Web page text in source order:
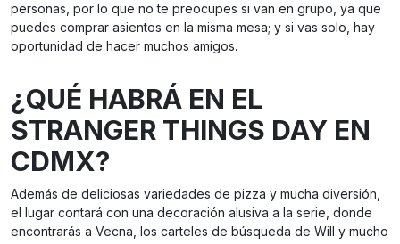
personas, por lo que no te preocupes si van en grupo, ya que
puedes comprar asientos en la misma mesa; y si vas solo, hay
oportunidad de hacer muchos amigos.
¿QUÉ HABRÁ EN EL
STRANGER THINGS DAY EN
CDMX?
Además de deliciosas variedades de pizza y mucha diversión,
el lugar contará con una decoración alusiva a la serie, donde
encontrarás a Vecna, los carteles de búsqueda de Will y mucho